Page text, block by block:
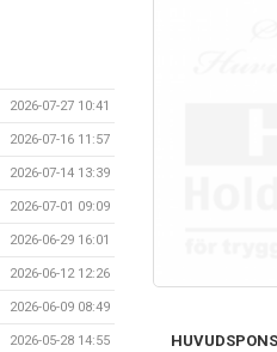
2026-07-27 10:41
2026-07-16 11:57
2026-07-14 13:39
2026-07-01 09:09
2026-06-29 16:01
2026-06-12 12:26
2026-06-09 08:49
2026-05-28 14:55